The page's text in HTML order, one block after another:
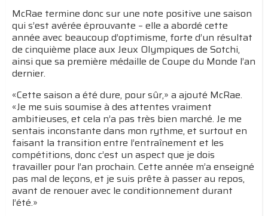
McRae termine donc sur une note positive une saison
qui s’est avérée éprouvante – elle a abordé cette
année avec beaucoup d’optimisme, forte d’un résultat
de cinquième place aux Jeux Olympiques de Sotchi,
ainsi que sa première médaille de Coupe du Monde l’an
dernier.
«Cette saison a été dure, pour sûr,» a ajouté McRae.
«Je me suis soumise à des attentes vraiment
ambitieuses, et cela n’a pas très bien marché. Je me
sentais inconstante dans mon rythme, et surtout en
faisant la transition entre l’entraînement et les
compétitions, donc c’est un aspect que je dois
travailler pour l’an prochain. Cette année m’a enseigné
pas mal de leçons, et je suis prête à passer au repos,
avant de renouer avec le conditionnement durant
l’été.»